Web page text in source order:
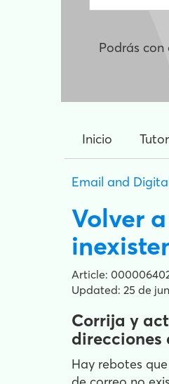
Podrás
Inicio
Email and
Volver
Article:
Updated: 25 de
Corrija y
direcciones
Hay rebotes